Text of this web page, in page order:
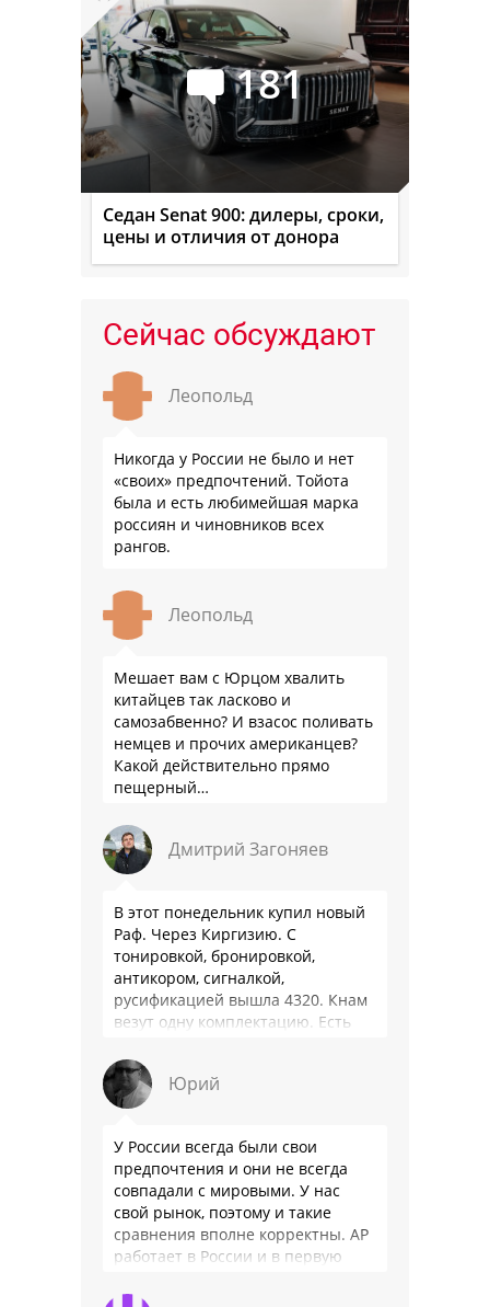
181
Седан Senat 900: дилеры, сроки,
цены и отличия от донора
Сейчас обсуждают
Леопольд
Никогда у России не было и нет
«своих» предпочтений. Тойота
была и есть любимейшая марка
россиян и чиновников всех
рангов.
Леопольд
Мешает вам с Юрцом хвалить
китайцев так ласково и
самозабвенно? И взасос поливать
немцев и прочих американцев?
Какой действительно прямо
пещерный…
Дмитрий Загоняев
В этот понедельник купил новый
Раф. Через Киргизию. С
тонировкой, бронировкой,
антикором, сигналкой,
русификацией вышла 4320. Кнам
везут одну комплектацию. Есть
(т. е. только интернет радио), нет
…
Юрий
У России всегда были свои
предпочтения и они не всегда
совпадали с мировыми. У нас
свой рынок, поэтому и такие
сравнения вполне корректны. АР
работает в России и в первую